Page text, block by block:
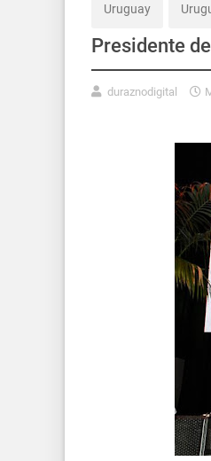
Uruguay
Presidente
duraznodigital